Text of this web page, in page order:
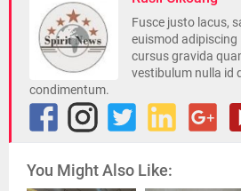
Fusce justo lacus,
euismod adipiscing
cursus gravida
vestibulum nulla id
condimentum.
You Might Also Like: